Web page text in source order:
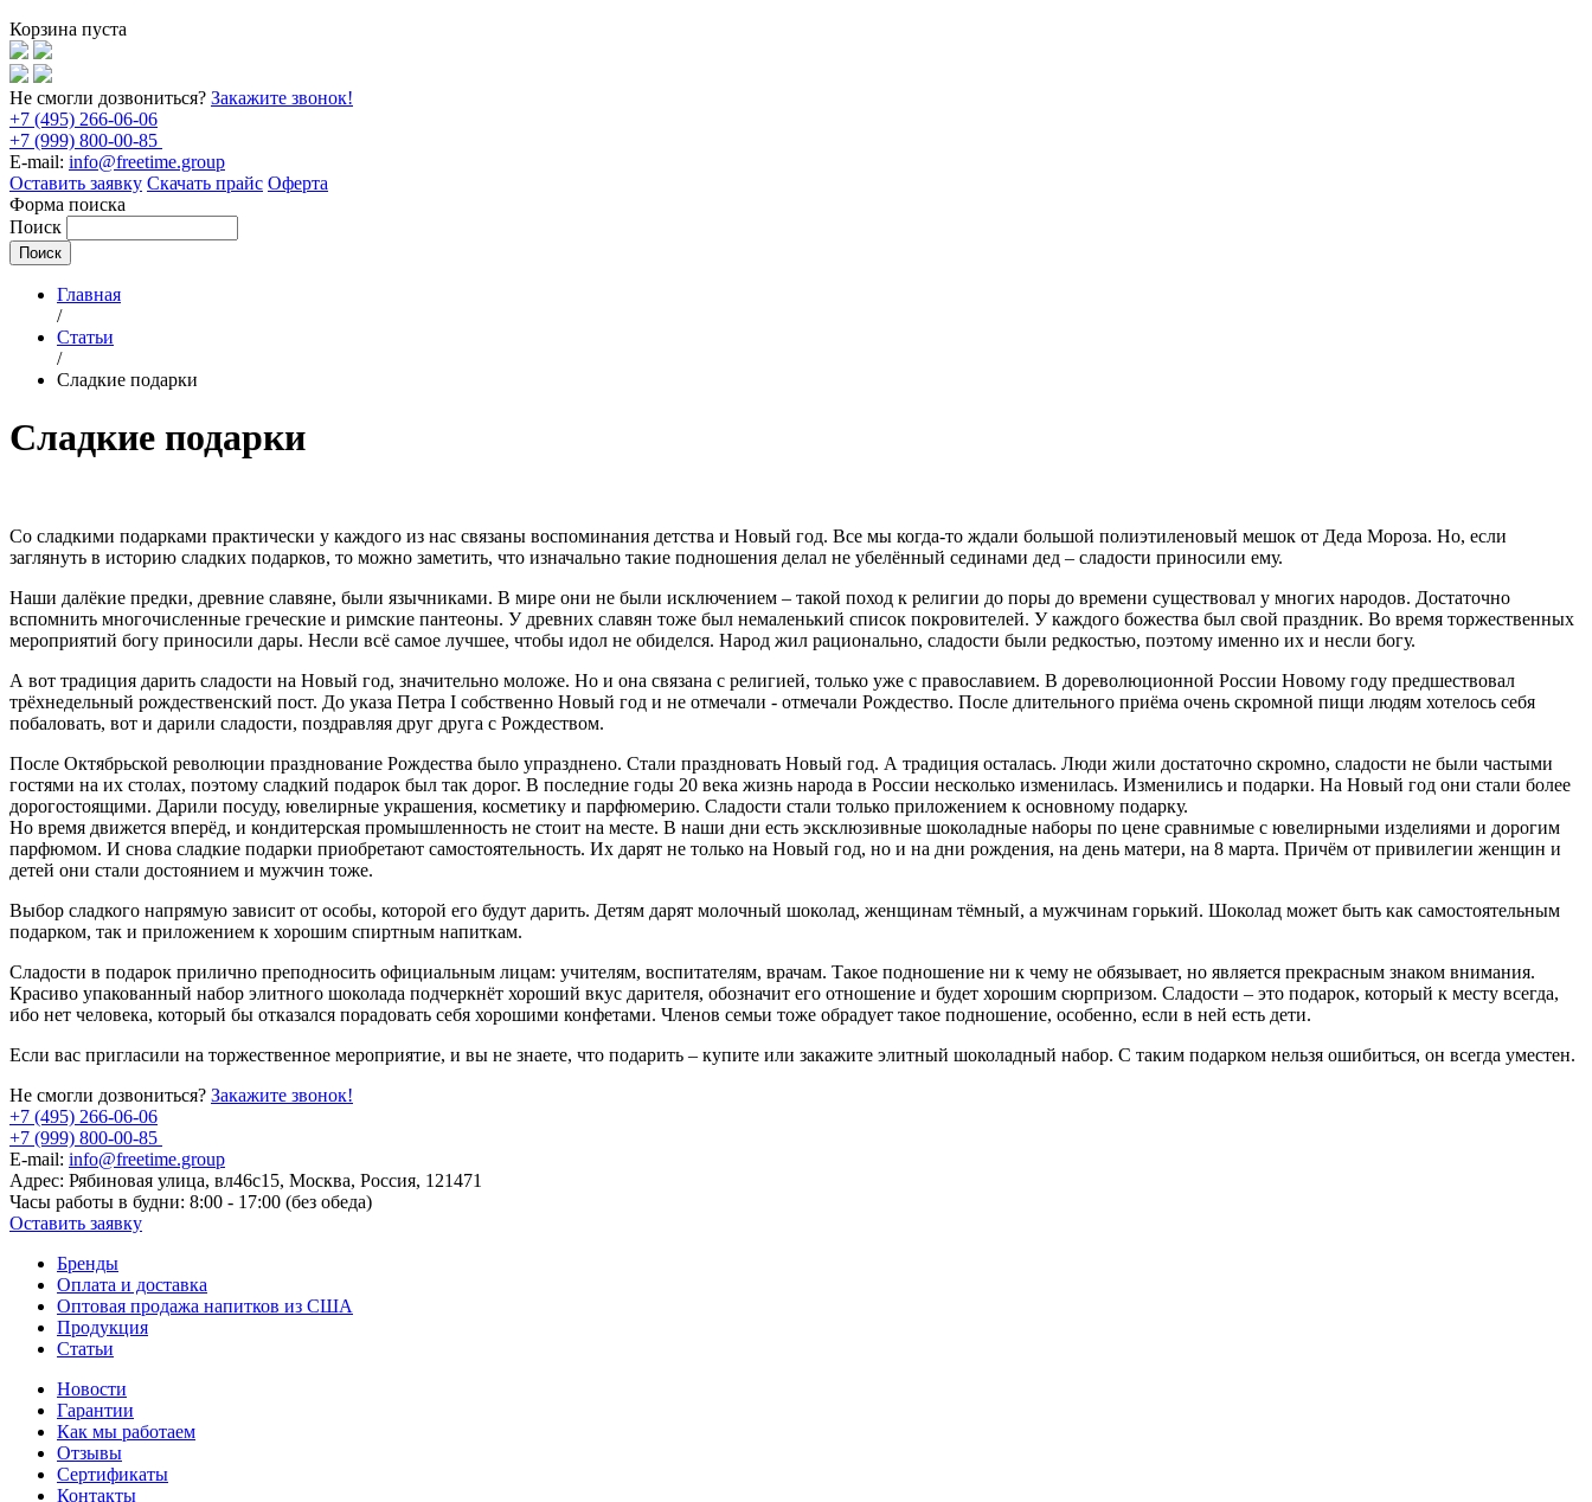
Корзина пуста
Не смогли дозвониться? Закажите звонок!
+7 (495) 266-06-06
+7 (999) 800-00-85
E-mail: info@freetime.group
Оставить заявку Скачать прайс Оферта
Форма поиска
Поиск
Главная
/
Статьи
/
Сладкие подарки
Сладкие подарки
Со сладкими подарками практически у каждого из нас связаны воспоминания детства и Новый год. Все мы когда-то ждали большой полиэтиленовый мешок от Деда Мороза. Но, если
заглянуть в историю сладких подарков, то можно заметить, что изначально такие подношения делал не убелённый сединами дед – сладости приносили ему.
Наши далёкие предки, древние славяне, были язычниками. В мире они не были исключением – такой поход к религии до поры до времени существовал у многих народов. Достаточно
вспомнить многочисленные греческие и римские пантеоны. У древних славян тоже был немаленький список покровителей. У каждого божества был свой праздник. Во время торжественных
мероприятий богу приносили дары. Несли всё самое лучшее, чтобы идол не обиделся. Народ жил рационально, сладости были редкостью, поэтому именно их и несли богу.
А вот традиция дарить сладости на Новый год, значительно моложе. Но и она связана с религией, только уже с православием. В дореволюционной России Новому году предшествовал
трёхнедельный рождественский пост. До указа Петра I собственно Новый год и не отмечали - отмечали Рождество. После длительного приёма очень скромной пищи людям хотелось себя
побаловать, вот и дарили сладости, поздравляя друг друга с Рождеством.
После Октябрьской революции празднование Рождества было упразднено. Стали праздновать Новый год. А традиция осталась. Люди жили достаточно скромно, сладости не были частыми
гостями на их столах, поэтому сладкий подарок был так дорог. В последние годы 20 века жизнь народа в России несколько изменилась. Изменились и подарки. На Новый год они стали более
дорогостоящими. Дарили посуду, ювелирные украшения, косметику и парфюмерию. Сладости стали только приложением к основному подарку.
Но время движется вперёд, и кондитерская промышленность не стоит на месте. В наши дни есть эксклюзивные шоколадные наборы по цене сравнимые с ювелирными изделиями и дорогим
парфюмом. И снова сладкие подарки приобретают самостоятельность. Их дарят не только на Новый год, но и на дни рождения, на день матери, на 8 марта. Причём от привилегии женщин и
детей они стали достоянием и мужчин тоже.
Выбор сладкого напрямую зависит от особы, которой его будут дарить. Детям дарят молочный шоколад, женщинам тёмный, а мужчинам горький. Шоколад может быть как самостоятельным
подарком, так и приложением к хорошим спиртным напиткам.
Сладости в подарок прилично преподносить официальным лицам: учителям, воспитателям, врачам. Такое подношение ни к чему не обязывает, но является прекрасным знаком внимания.
Красиво упакованный набор элитного шоколада подчеркнёт хороший вкус дарителя, обозначит его отношение и будет хорошим сюрпризом. Сладости – это подарок, который к месту всегда,
ибо нет человека, который бы отказался порадовать себя хорошими конфетами. Членов семьи тоже обрадует такое подношение, особенно, если в ней есть дети.
Если вас пригласили на торжественное мероприятие, и вы не знаете, что подарить – купите или закажите элитный шоколадный набор. С таким подарком нельзя ошибиться, он всегда уместен.
Не смогли дозвониться? Закажите звонок!
+7 (495) 266-06-06
+7 (999) 800-00-85
E-mail: info@freetime.group
Адрес: Рябиновая улица, вл46с15, Москва, Россия, 121471
Часы работы в будни: 8:00 - 17:00 (без обеда)
Оставить заявку
Бренды
Оплата и доставка
Оптовая продажа напитков из США
Продукция
Статьи
Новости
Гарантии
Как мы работаем
Отзывы
Сертификаты
Контакты